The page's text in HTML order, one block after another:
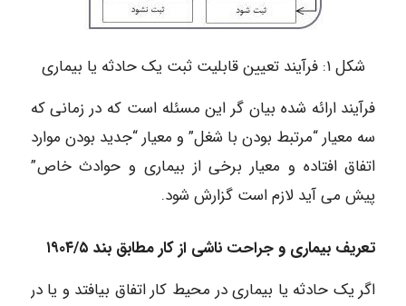
شکل ۱: فرآیند تعیین قابلیت ثبت یک حادثه یا بیماری
فرآیند ارائه شده بیان گر این مسئله است که در زمانی که
سه معیار “مرتبط بودن با شغل” و معیار “جدید بودن موارد
اتفاق افتاده و معیار برخی از بیماری و حوادث خاص”
پیش می آید لازم است گزارش شود.
تعریف بیماری و جراحت ناشی از کار مطابق بند ۱۹۰۴/۵
اگر یک حادثه یا بیماری در محیط کار اتفاق بیافتد و یا در